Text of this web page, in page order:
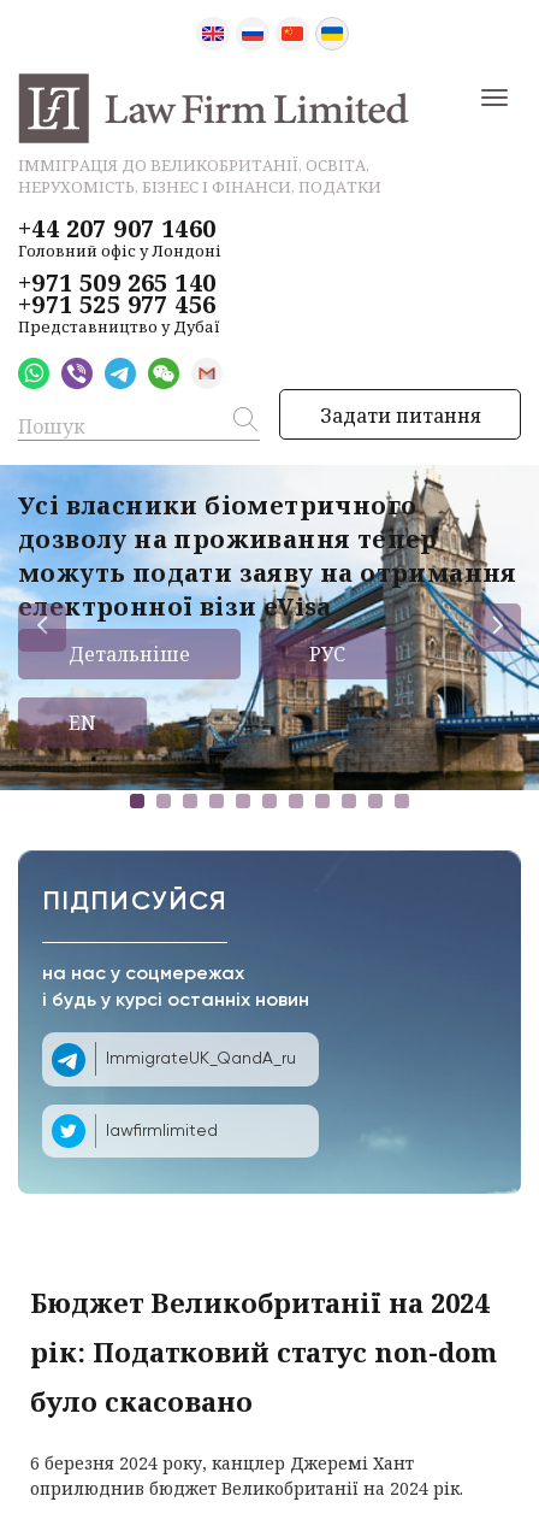
ІММІГРАЦІЯ ДО ВЕЛИКОБРИТАНІЇ, ОСВІТА,
НЕРУХОМІСТЬ, БІЗНЕС І ФІНАНСИ, ПОДАТКИ
+44 207 907 1460
Головний офіс у Лондоні
+971 509 265 140
+971 525 977 456
Представництво у Дубаї
Задати питання
Усі власники біометричного
дозволу на проживання тепер
можуть подати заяву на отримання
електронної візи eVisa
Детальніше РУС
EN
ПІДПИСУЙСЯ
на нас у соцмережах
і будь у курсі останніх новин
ImmigrateUK_QandA_ru
lawfirmlimited
Бюджет Великобританії на 2024
рік: Податковий статус non-dom
було скасовано
6 березня 2024 року, канцлер Джеремі Хант
оприлюднив бюджет Великобританії на 2024 рік.